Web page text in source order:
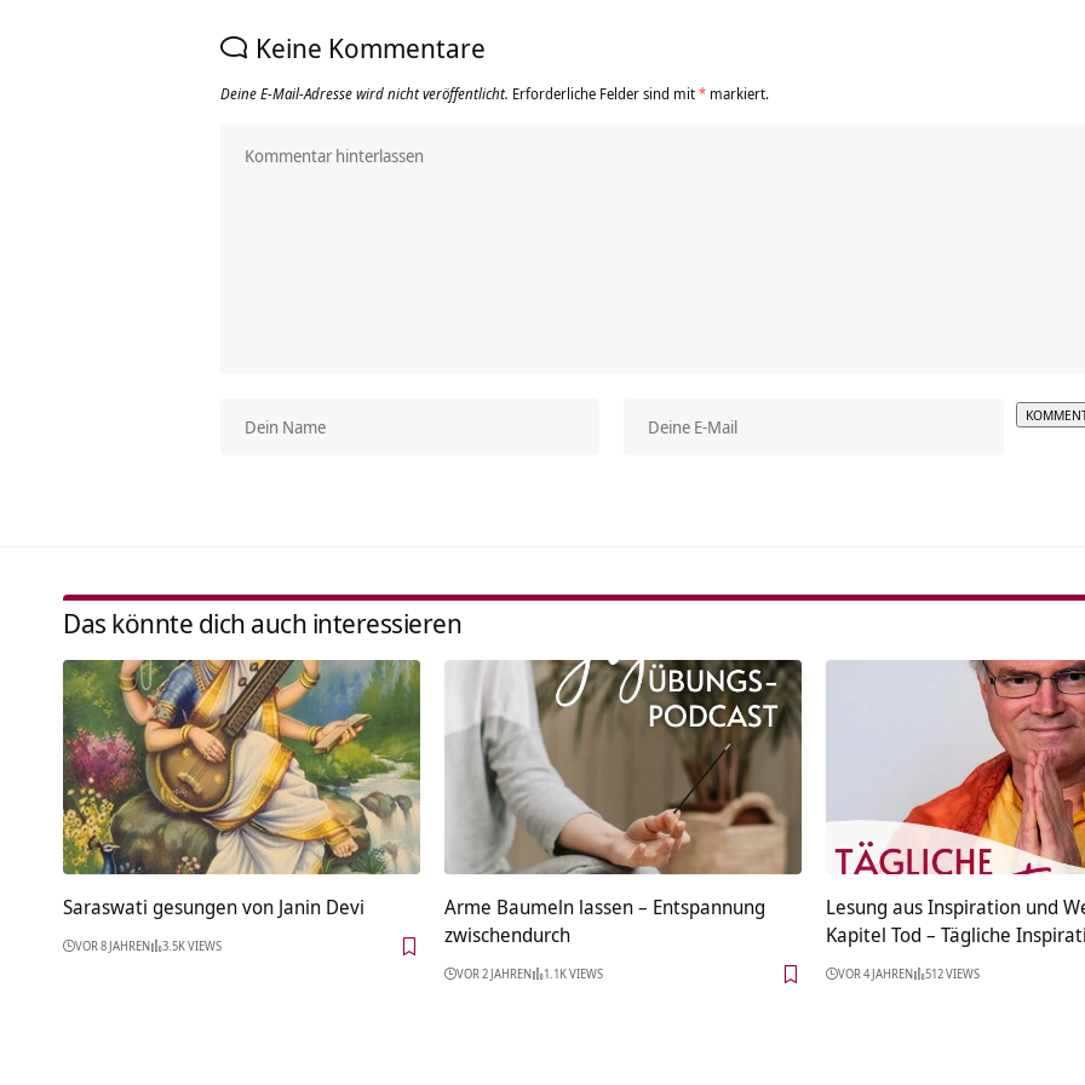
Keine Kommentare
Deine E-Mail-Adresse wird nicht veröffentlicht. Erforderliche Felder sind mit* markiert.
Das könnte dich auch interessieren
Saraswati gesungen von Janin Devi
VOR 8 JAHREN 3.5K VIEWS
Arme Baumeln lassen – Entspannung
zwischendurch
VOR 2 JAHREN 1.1K VIEWS
Lesung aus Inspiration und
Kapitel Tod – Tägliche
VOR 4 JAHREN 512 VIEWS